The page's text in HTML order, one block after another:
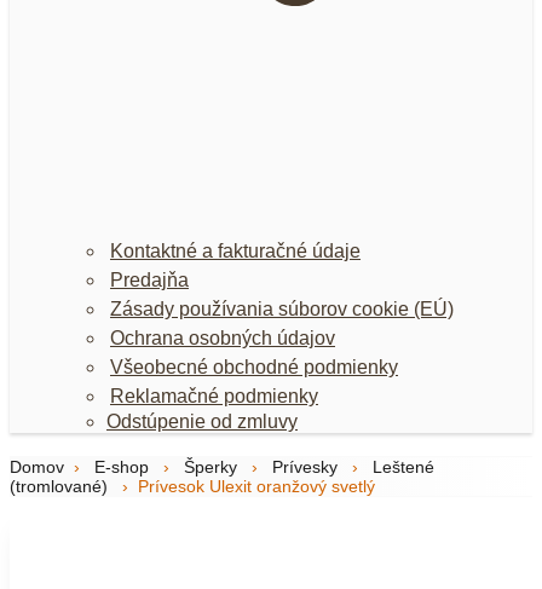
Kontaktné a fakturačné údaje
Predajňa
Zásady používania súborov cookie (EÚ)
Ochrana osobných údajov
Všeobecné obchodné podmienky
Reklamačné podmienky
Odstúpenie od zmluvy
Domov › E-shop › Šperky › Prívesky ›
Leštené
(tromlované)
› Prívesok Ulexit oranžový svetlý